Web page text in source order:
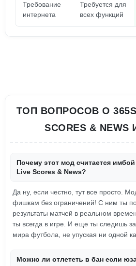
Требование
интернета
Требуется для
всех функций
ТОП ВОПРОСОВ О
SCORES &
Почему этот мод считается
Live Scores & News?
Да ну, если честно, тут все просто.
фишкам без ограничений! С ним ты
результаты матчей в реальном
ты всегда в игре. И еще ты следишь
мира футбола, не упуская ни одной
Можно ли отлететь в бан если